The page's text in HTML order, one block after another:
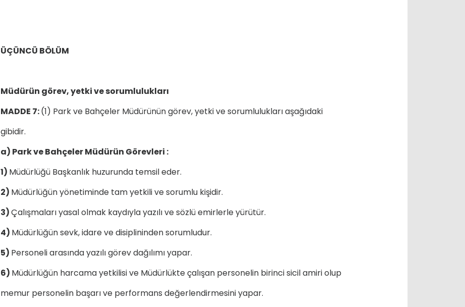
ÜÇÜNCÜ BÖLÜM
Müdürün görev, yetki ve sorumlulukları
MADDE 7:(1) Park ve Bahçeler Müdürünün görev, yetki ve sorumlulukları aşağıdaki
gibidir.
a) Park ve Bahçeler Müdürün Görevleri :
1) Müdürlüğü Başkanlık huzurunda temsil eder.
2) Müdürlüğün yönetiminde tam yetkili ve sorumlu kişidir.
3)Çalışmaları yasal olmak kaydıyla yazılı ve sözlü emirlerle yürütür.
4) Müdürlüğün sevk, idare ve disiplininden sorumludur.
5) Personeli arasında yazılı görev dağılımı yapar.
6) Müdürlüğün harcama yetkilisi ve Müdürlükte çalışan personelin birinci sicil amiri olup
memur personelin başarı ve performans değerlendirmesini yapar.